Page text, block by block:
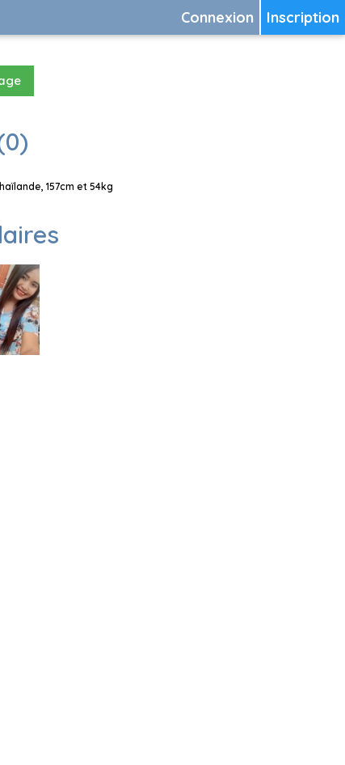
Inscription
Connexion
157cm et 54kg